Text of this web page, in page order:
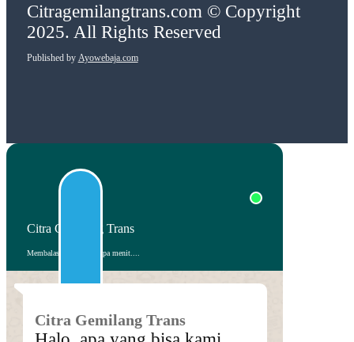
Citragemilangtrans.com © Copyright
2025. All Rights Reserved
Published by Ayowebaja.com
Citra Gemilang Trans
Membalas dalam beberapa menit....
Citra Gemilang Trans